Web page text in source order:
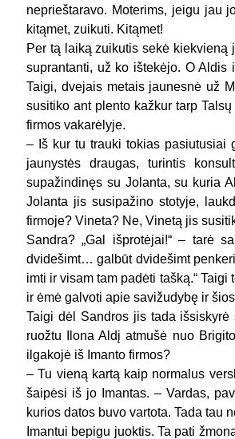
neprieštaravo. Moterims, jeigu jau
kitąmet, zuikuti. Kitąmet!
Per tą laiką zuikutis sekė
suprantanti, už ko ištekėjo. O
Taigi, dvejais metais jaunesnė už
susitiko ant plento kažkur tarp
firmos vakarėlyje.
– Iš kur tu trauki tokias pasiutusiai
jaunystės draugas, turintis
supažindinęs su Jolanta, su kuria
Jolanta jis susipažino stotyje,
firmoje? Vineta? Ne, Vinetą jis
Sandra? „Gal išprotėjai!“ – tarė
dvidešimt… galbūt dvidešimt
imti ir visam tam padėti tašką.“
ir ėmė galvoti apie savižudybę ir
Taigi dėl Sandros jis tada
ruožtu Ilona Aldį atmušė nuo
ilgakojė iš Imanto firmos?
– Tu vieną kartą kaip normalus
šaipėsi iš jo Imantas. – Vardas,
kurios datos buvo vartota. Tada tau
Imantui bepigu juoktis. Ta pati